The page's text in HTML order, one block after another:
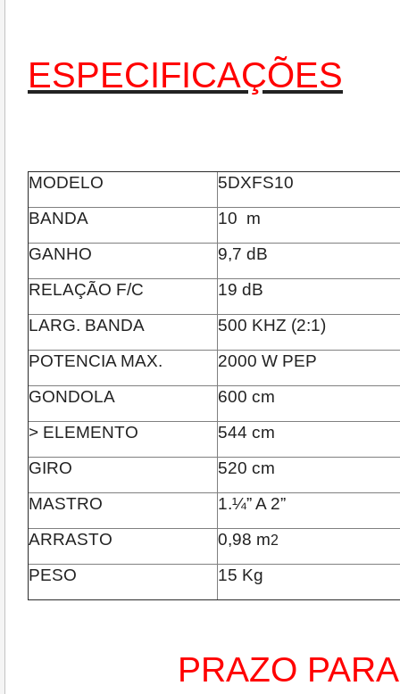
ESPECIFICAÇÕES
MODELO
5DXFS10
BANDA
10 m
GANHO
9,7 dB
RELAÇÃO F/C
19 dB
LARG. BANDA
500 KHZ (2:1)
POTENCIA MAX.
2000 W PEP
GONDOLA
600 cm
> ELEMENTO
544 cm
GIRO
520 cm
MASTRO
1.¼” A 2”
ARRASTO
0,98 m2
PESO 15 Kg
PRAZO